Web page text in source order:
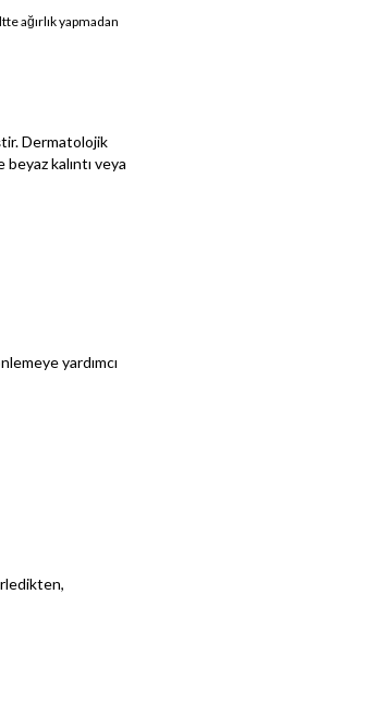
ağırlık yapmadan
Dermatolojik
kalıntı veya
yardımcı